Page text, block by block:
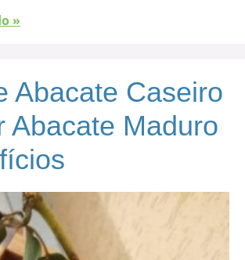
»
Abacate Caseiro
Abacate Maduro